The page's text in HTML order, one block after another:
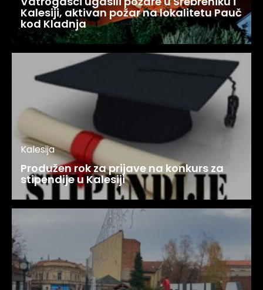
Kalesiji, aktivan požar na lokalitetu Pauč
kod Kladnja
Kalesija
Produžen rok za prijave na konkurs za
stipendije u Kalesiji